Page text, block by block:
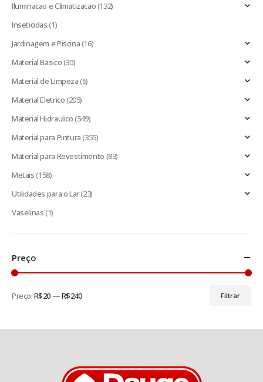
Iluminacao e Climatizacao(132)
Inseticidas(1)
Jardinagem e Piscina(16)
Material Basico(30)
Material de Limpeza(6)
Material Eletrico(205)
Material Hidraulico(549)
Material para Pintura(355)
Material para Revestimento (83)
Metais(158)
Utilidades para o Lar(23)
Vaselinas(1)
Preço
Filtrar
Preço:R$20 —R$240